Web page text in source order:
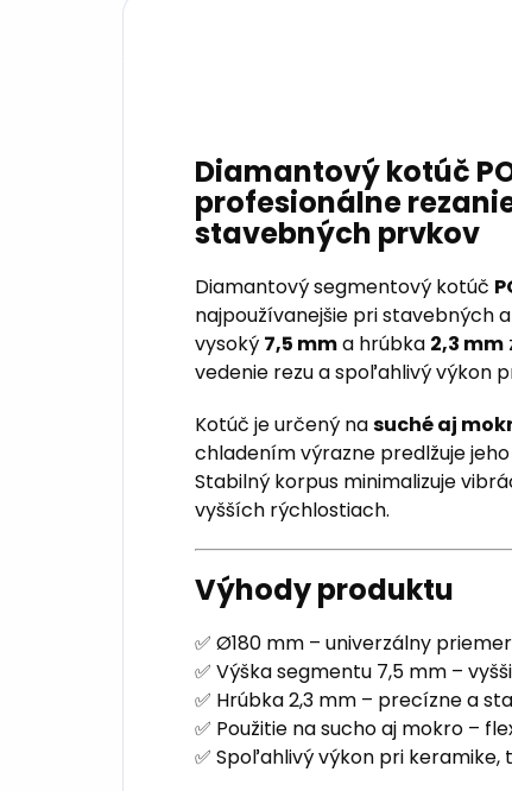
Diamantový kotúč
profesionálne
stavebných prvkov
Diamantový segmentový kotúč
najpoužívanejšie pri stavebných
vysoký 7,5 mma hrúbka 2,3 mm
vedenie rezu a spoľahlivý výkon
Kotúč je určený nasuché aj
chladením výrazne predlžuje
Stabilný korpus minimalizuje
vyšších rýchlostiach.
Výhody produktu
✅ Ø180 mm – univerzálny
✅ Výška segmentu 7,5 mm –
✅ Hrúbka 2,3 mm – precízne a
✅ Použitie na sucho aj mokro –
✅ Spoľahlivý výkon pri